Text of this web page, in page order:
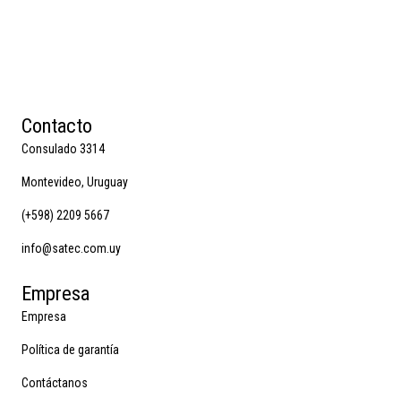
Contacto
Consulado 3314
Montevideo, Uruguay
(+598) 2209 5667
info@satec.com.uy
Empresa
Empresa
Política de garantía
Contáctanos